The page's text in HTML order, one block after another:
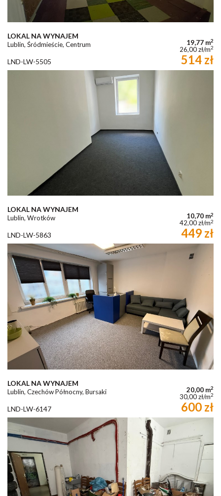
LOKAL NA WYNAJEM
Lublin, Śródmieście, Centrum 19,77 m2
26,00 zł/m2
LND-LW-5505 514 zł
LOKAL NA WYNAJEM
Lublin, Wrotków 10,70 m2
42,00 zł/m2
LND-LW-5863 449 zł
LOKAL NA WYNAJEM
Lublin, Czechów Północny, Bursaki 20,00 m2
30,00 zł/m2
LND-LW-6147 600 zł